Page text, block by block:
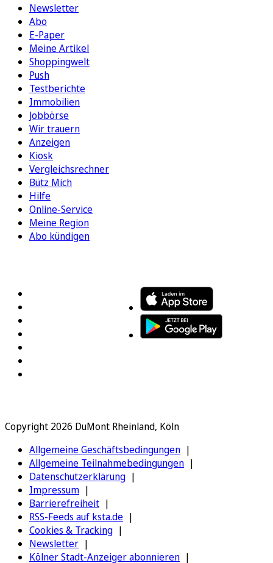
Newsletter
Abo
E-Paper
Meine Artikel
Shoppingwelt
Push
Testberichte
Immobilien
Jobbörse
Wir trauern
Anzeigen
Kiosk
Vergleichsrechner
Bütz Mich
Hilfe
Online-Service
Meine Region
Abo kündigen
Copyright 2026 DuMont Rheinland, Köln
Allgemeine Geschäftsbedingungen
Allgemeine Teilnahmebedingungen
Datenschutzerklärung
Impressum
Barrierefreiheit
RSS-Feeds auf ksta.de
Cookies & Tracking
Newsletter
Kölner Stadt-Anzeiger abonnieren